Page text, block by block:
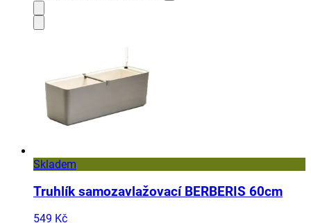
Skladem
Truhlík samozavlažovací BERBERIS 60cm
549 Kč